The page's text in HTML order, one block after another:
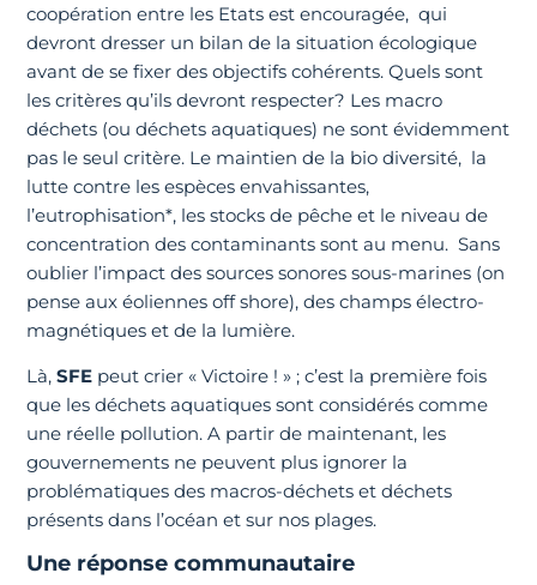
coopération entre les Etats est encouragée, qui
devront dresser un bilan de la situation écologique
avant de se fixer des objectifs cohérents. Quels sont
les critères qu’ils devront respecter? Les macro
déchets (ou déchets aquatiques) ne sont évidemment
pas le seul critère. Le maintien de la bio diversité, la
lutte contre les espèces envahissantes,
l’eutrophisation*, les stocks de pêche et le niveau de
concentration des contaminants sont au menu. Sans
oublier l’impact des sources sonores sous-marines (on
pense aux éoliennes off shore), des champs électro-
magnétiques et de la lumière.
Là,SFE peut crier « Victoire ! » ; c’est la première fois
que les déchets aquatiques sont considérés comme
une réelle pollution. A partir de maintenant, les
gouvernements ne peuvent plus ignorer la
problématiques des macros-déchets et déchets
présents dans l’océan et sur nos plages.
Une réponse communautaire